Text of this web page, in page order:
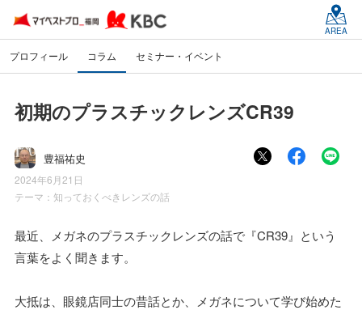
AREA
プロフィール コラム セミナー・イベント
初期のプラスチックレンズCR39
豊福祐史
2024年6月21日
テーマ： 知っておくべきレンズの話
最近、メガネのプラスチックレンズの話で『CR39』という
言葉をよく聞きます。
大抵は、眼鏡店同士の昔話とか、メガネについて学び始めた